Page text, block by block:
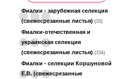
Фиалки - зарубежная селекция
(свежесрезанные листья) (33)
Фиалки-отечественная и
украинская селекция
(свежесрезанные листья) (156)
Фиалки - селекции Коршуновой
Е.В. (свежесрезанные